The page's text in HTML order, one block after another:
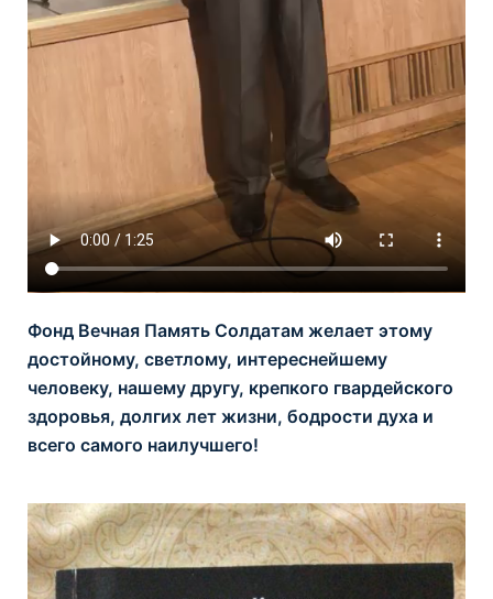
Фонд Вечная Память Солдатам желает этому
достойному, светлому, интереснейшему
человеку, нашему другу, крепкого гвардейского
здоровья, долгих лет жизни, бодрости духа и
всего самого наилучшего!